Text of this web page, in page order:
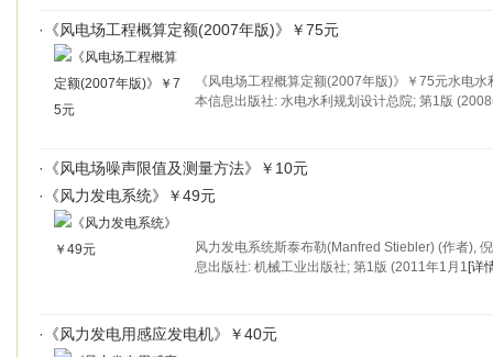
· 《风电场工程概算定额(2007年版)》￥75元
《风电场工程概算定额(2007年版)》￥75元水电
本信息出版社: 水电水利规划设计总院; 第1版
· 《风电场噪声限值及测量方法》￥10元
· 《风力发电系统》￥49元
风力发电系统斯泰布勒(Manfred Stiebler) (作者),
息出版社: 机械工业出版社; 第1版 (2011年1月1 [详
· 《风力发电用感应发电机》￥40元